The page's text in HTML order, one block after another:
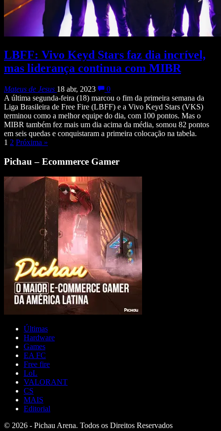
LBFF: Vivo Keyd Stars faz dia incrível,
mas liderança continua com MIBR
Mateus de Jesus 18 abr, 2023
0
A última segunda-feira (18) marcou o fim da primeira semana da
Liga Brasileira de Free Fire (LBFF) e a Vivo Keyd Stars (VKS)
terminou como a melhor equipe do dia, com 100 pontos. Mas o
MIBR também fez mais um dia acima da média, somou 82 pontos
em seis quedas e conquistaram a primeira colocação na tabela.
1 2 Próxima »
Pichau – Ecommerce Gamer
Últimas
Hardware
Games
EA FC
Free fire
LoL
VALORANT
CS
MAIS
Editorial
© 2026 - Pichau Arena. Todos os Direitos Reservados